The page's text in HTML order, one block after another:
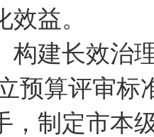
益。
建长效治
算评审标准
，制定市本